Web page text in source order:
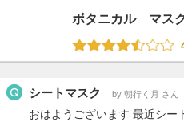
ボタニカル マス
シートマスク by 朝行く月 さん
おはようございます 最近シー